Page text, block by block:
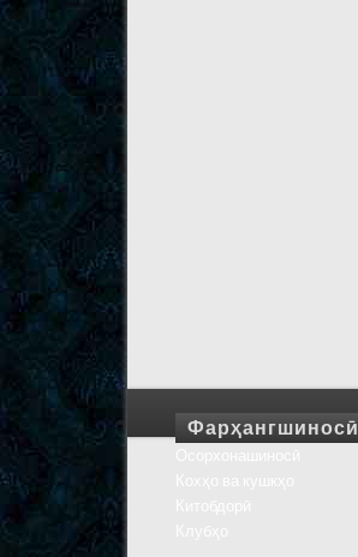
Фарҳангшиносӣ